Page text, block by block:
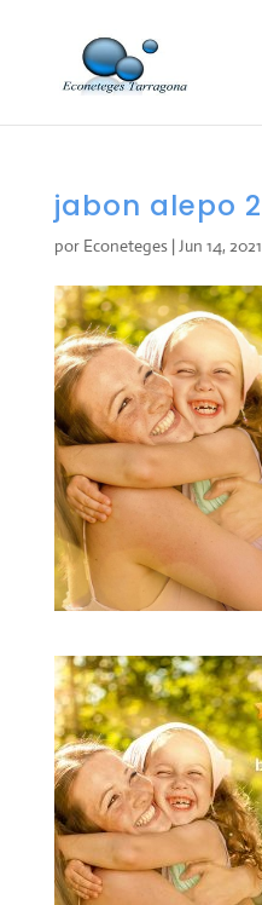
jabon alepo 2
por Econeteges|Jun 14, 2021